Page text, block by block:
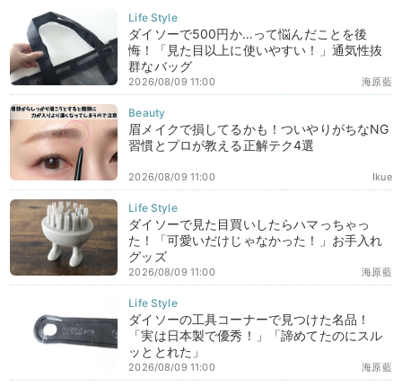
ダイソーで500円か…って悩んだことを後
悔！「見た目以上に使いやすい！」通気性抜
群なバッグ
海原藍
2026/08/09 11:00
眉メイクで損してるかも！ついやりがちなNG
習慣とプロが教える正解テク4選
Ikue
2026/08/09 11:00
ダイソーで見た目買いしたらハマっちゃっ
た！「可愛いだけじゃなかった！」お手入れ
グッズ
海原藍
2026/08/09 11:00
ダイソーの工具コーナーで見つけた名品！
「実は日本製で優秀！」「諦めてたのにスル
ッととれた」
海原藍
2026/08/09 11:00